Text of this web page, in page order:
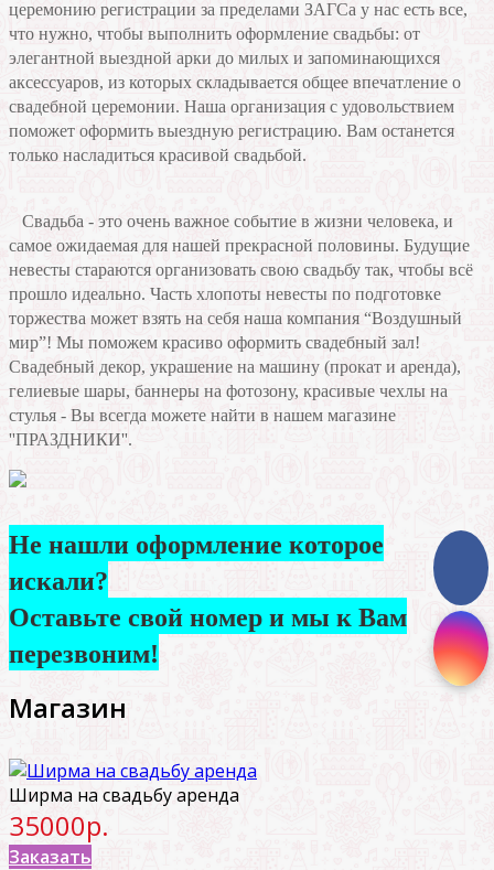
церемонию регистрации за пределами ЗАГСа у нас есть все,
что нужно, чтобы выполнить оформление свадьбы: от
элегантной выездной арки до милых и запоминающихся
аксессуаров, из которых складывается общее впечатление о
свадебной церемонии. Наша организация с удовольствием
поможет оформить выездную регистрацию. Вам останется
только насладиться красивой свадьбой.
Свадьба - это очень важное событие в жизни человека, и
самое ожидаемая для нашей прекрасной половины. Будущие
невесты стараются организовать свою свадьбу так, чтобы всё
прошло идеально. Часть хлопоты невесты по подготовке
торжества может взять на себя наша компания “Воздушный
мир”! Мы поможем красиво оформить свадебный зал!
Свадебный декор, украшение на машину (прокат и аренда),
гелиевые шары, баннеры на фотозону, красивые чехлы на
стулья - Вы всегда можете найти в нашем магазине
''ПРАЗДНИКИ''.
Не нашли оформление которое
искали?
Оставьте свой номер и мы к Вам
перезвоним!
Магазин
Ширма на свадьбу аренда
35000р.
Заказать